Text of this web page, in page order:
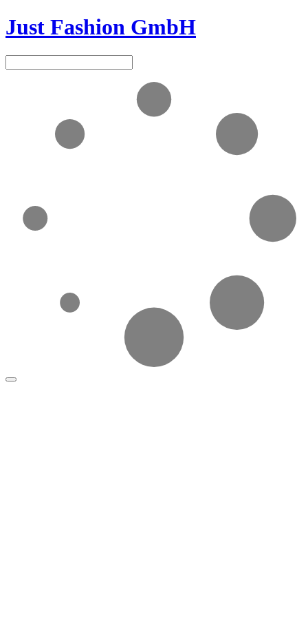
Just Fashion GmbH